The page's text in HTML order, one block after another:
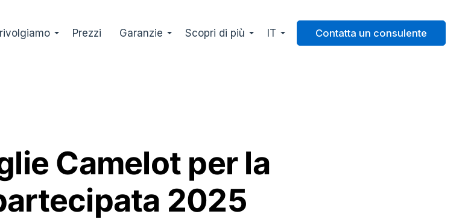
Prezzi Garanzie Scopri di più IT Contatta un consulente
Camelot per la
2025